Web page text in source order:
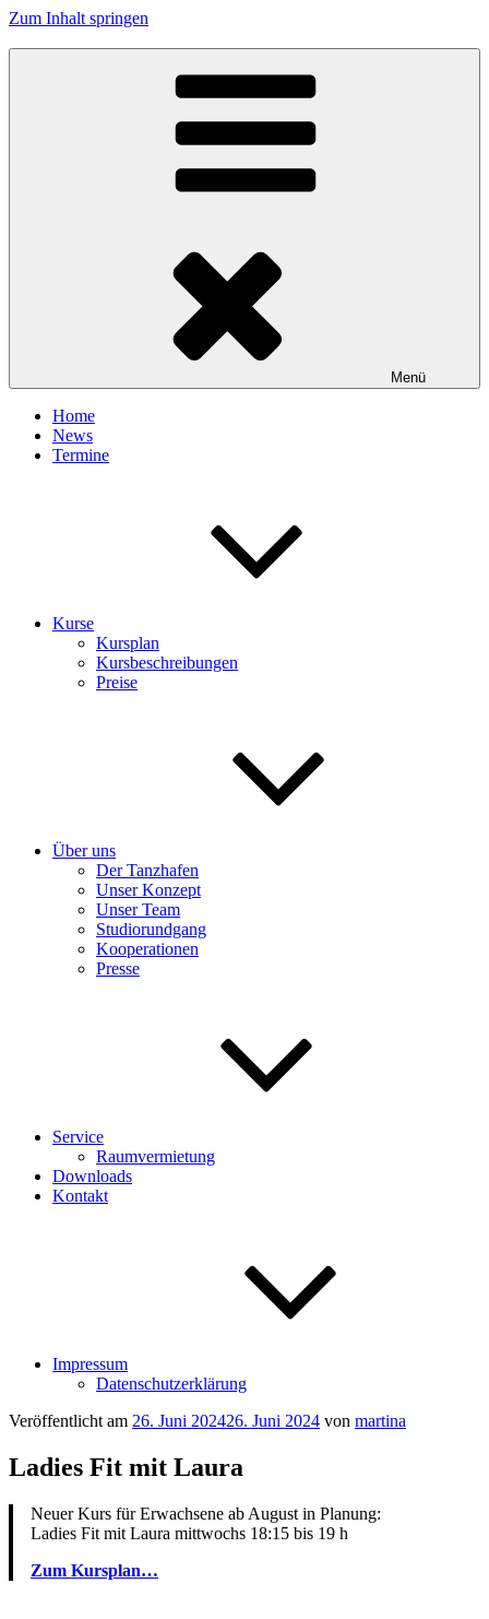
Zum Inhalt springen
Menü
Home
News
Termine
Kurse
Kursplan
Kursbeschreibungen
Preise
Über uns
Der Tanzhafen
Unser Konzept
Unser Team
Studiorundgang
Kooperationen
Presse
Service
Raumvermietung
Downloads
Kontakt
Impressum
Datenschutzerklärung
Veröffentlicht am 26. Juni 202426. Juni 2024 von martina
Ladies Fit mit Laura
Neuer Kurs für Erwachsene ab August in Planung:
Ladies Fit mit Laura mittwochs 18:15 bis 19 h
Zum Kursplan…